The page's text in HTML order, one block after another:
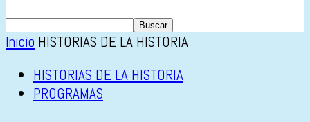
Inicio HISTORIAS DE LA HISTORIA
HISTORIAS DE LA HISTORIA
PROGRAMAS